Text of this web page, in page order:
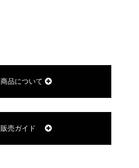
商品について
販売ガイド